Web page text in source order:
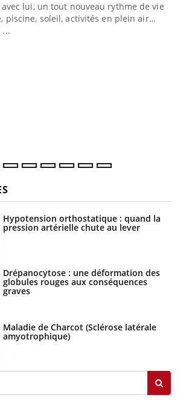
lui, un tout nouveau rythme de vie !
piscine, soleil, activités en plein air…
...
Hypotension orthostatique : quand la
pression artérielle chute au lever
Drépanocytose : une déformation des
globules rouges aux conséquences
graves
Maladie de Charcot (Sclérose latérale
amyotrophique)